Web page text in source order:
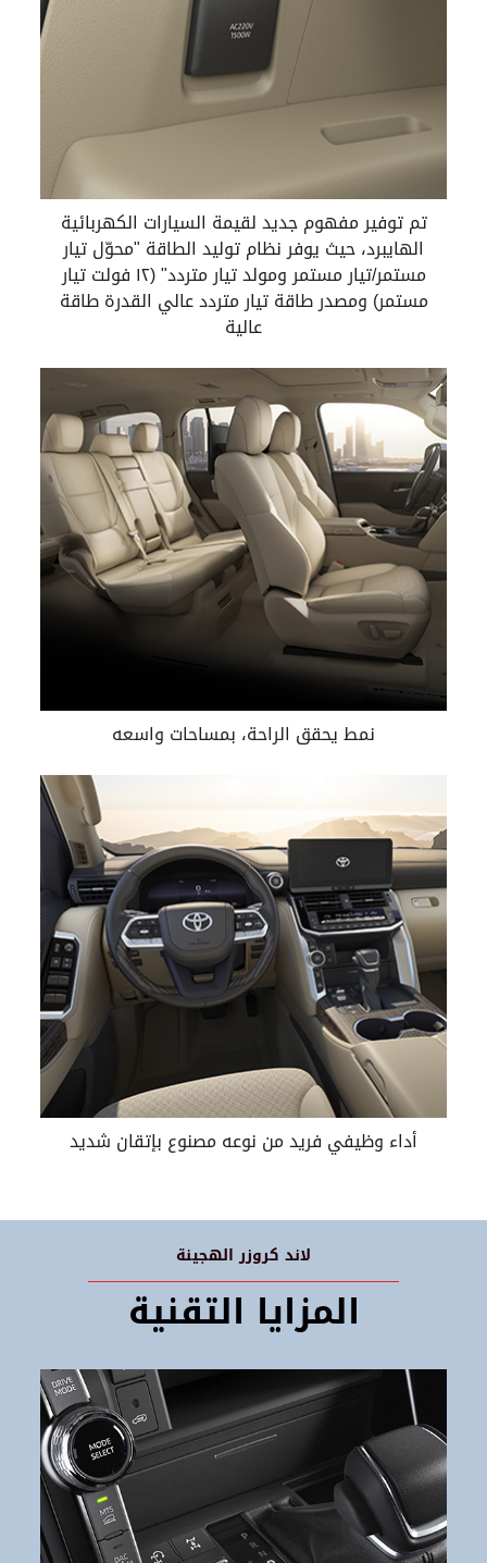
تم توفير مفهوم جديد لقيمة السيارات الكهربائية
الهايبرد، حيث يوفر نظام توليد الطاقة "محوّل تيار
مستمر/تيار مستمر ومولد تيار متردد" (١٢ فولت تيار
مستمر) ومصدر طاقة تيار متردد عالي القدرة طاقة
عالية
نمط يحقق الراحة، بمساحات واسعه
أداء وظيفي فريد من نوعه مصنوع بإتقان شديد
لاند كروزر الهجينة
المزايا التقنية